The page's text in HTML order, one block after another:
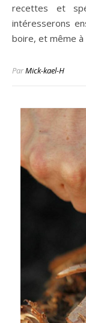
recettes et
intéresserons
boire, et même
ParMick-kael-H